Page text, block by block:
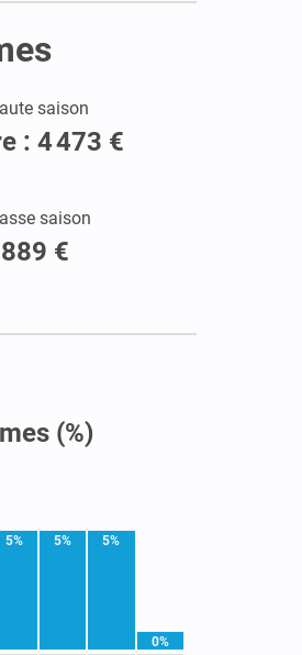
saison
: 4 473 €
saison
€
(%)
5% 5% 5%
0%